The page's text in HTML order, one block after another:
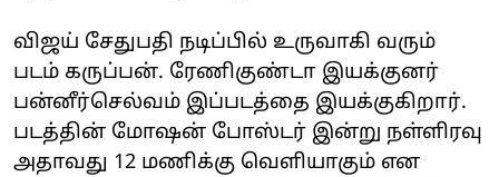
விஜய் சேதுபதி நடிப்பில் உருவாகி வரும்
படம் கருப்பன். ரேணிகுண்டா இயக்குனர்
பன்னீர்செல்வம் இப்படத்தை இயக்குகிறார்.
படத்தின் மோஷன் போஸ்டர் இன்று நள்ளிரவு
அதாவது 12 மணிக்கு வெளியாகும் என